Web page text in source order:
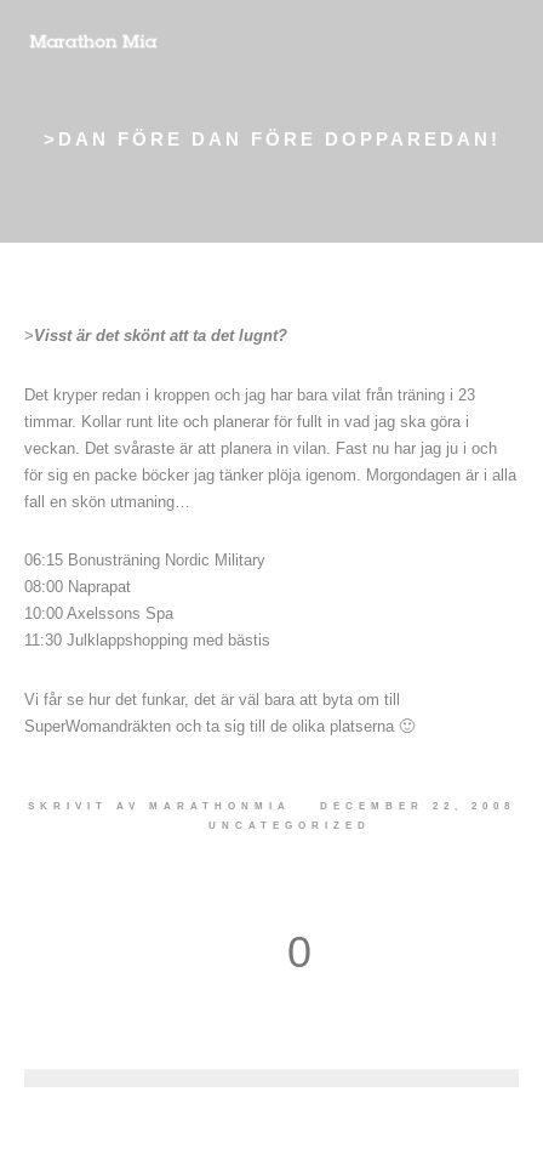
>DAN FÖRE DAN FÖRE DOPPAREDAN!
>Visst är det skönt att ta det lugnt?
Det kryper redan i kroppen och jag har bara vilat från träning i 23
timmar. Kollar runt lite och planerar för fullt in vad jag ska göra i
veckan. Det svåraste är att planera in vilan. Fast nu har jag ju i och
för sig en packe böcker jag tänker plöja igenom. Morgondagen är i alla
fall en skön utmaning…
06:15 Bonusträning Nordic Military
08:00 Naprapat
10:00 Axelssons Spa
11:30 Julklappshopping med bästis
Vi får se hur det funkar, det är väl bara att byta om till
SuperWomandräkten och ta sig till de olika platserna 🙂
SKRIVIT AV MARATHONMIA
DECEMBER 22, 2008
UNCATEGORIZED
0